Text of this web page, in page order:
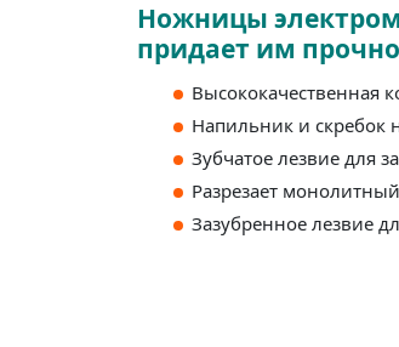
Ножницы
придает им
Высококачественная
Напильник и скребок
Зубчатое лезвие для
Разрезает
Зазубренное лезвие